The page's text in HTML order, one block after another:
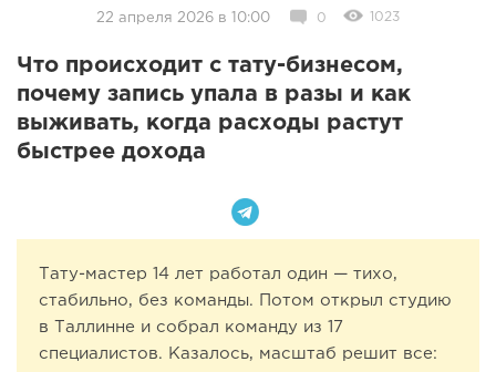
22 апреля 2026 в 10:00 0 1023
Что происходит с тату-бизнесом,
почему запись упала в разы и как
выживать, когда расходы растут
быстрее дохода
Тату-мастер 14 лет работал один — тихо,
стабильно, без команды. Потом открыл студию
в Таллинне и собрал команду из 17
специалистов. Казалось, масштаб решит все: